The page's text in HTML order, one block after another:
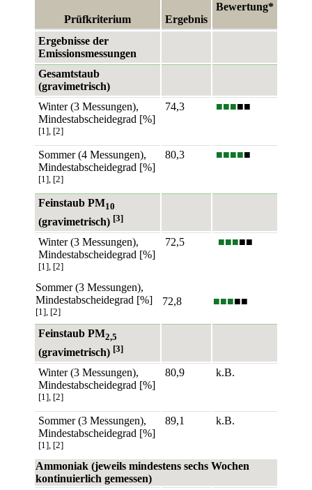
Prüfkriterium Ergebnis
Bewertung*
Ergebnisse der
Emissionsmessungen
Gesamtstaub
(gravimetrisch)
Winter (3 Messungen),
Mindestabscheidegrad [%]
[1], [2]
74,3 ■■■■■
Sommer (4 Messungen),
Mindestabscheidegrad [%]
[1], [2]
80,3 ■■■■■
Feinstaub PM10
(gravimetrisch) [3]
Winter (3 Messungen),
Mindestabscheidegrad [%]
[1], [2]
72,5 ■■■■■
Sommer (3 Messungen),
Mindestabscheidegrad [%]
[1], [2]
72,8 ■■■■■
Feinstaub PM2,5
(gravimetrisch) [3]
Winter (3 Messungen),
Mindestabscheidegrad [%]
[1], [2]
80,9 k.B.
Sommer (3 Messungen),
Mindestabscheidegrad [%]
[1], [2]
89,1 k.B.
Ammoniak (jeweils mindestens sechs Wochen
kontinuierlich gemessen)